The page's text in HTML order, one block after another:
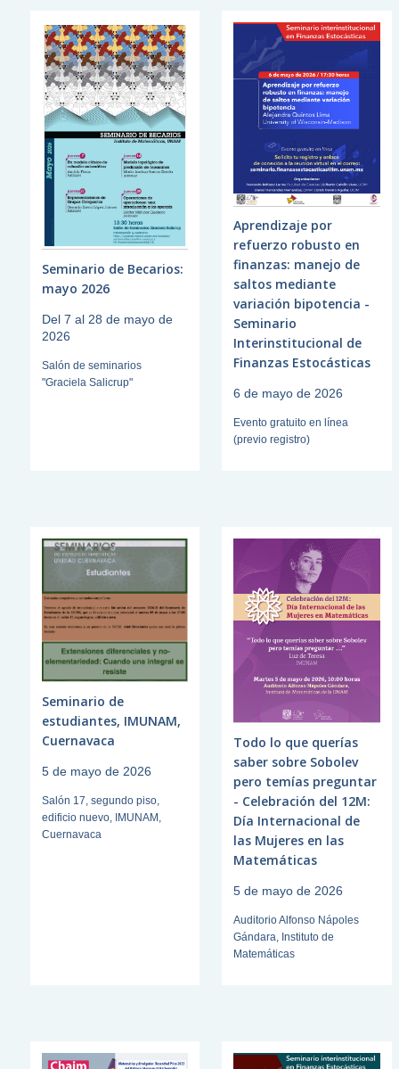
Seminario de Becarios:
mayo 2026
Del 7 al 28 de mayo de
2026
Salón de seminarios
"Graciela Salicrup"
Aprendizaje por
refuerzo robusto en
finanzas: manejo de
saltos mediante
variación bipotencia -
Seminario
Interinstitucional de
Finanzas Estocásticas
6 de mayo de 2026
Evento gratuito en línea
(previo registro)
Seminario de
estudiantes, IMUNAM,
Cuernavaca
5 de mayo de 2026
Salón 17, segundo piso,
edificio nuevo, IMUNAM,
Cuernavaca
Todo lo que querías
saber sobre Sobolev
pero temías preguntar
- Celebración del 12M:
Día Internacional de
las Mujeres en las
Matemáticas
5 de mayo de 2026
Auditorio Alfonso Nápoles
Gándara, Instituto de
Matemáticas